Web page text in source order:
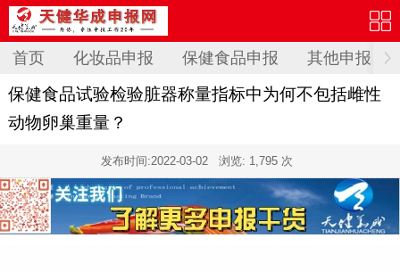
首页 化妆品申报 保健食品申报 其他申报
保健食品试验检验脏器称量指标中为何不包括雌性
动物卵巢重量？
发布时间:2022-03-02 浏览: 1,795 次